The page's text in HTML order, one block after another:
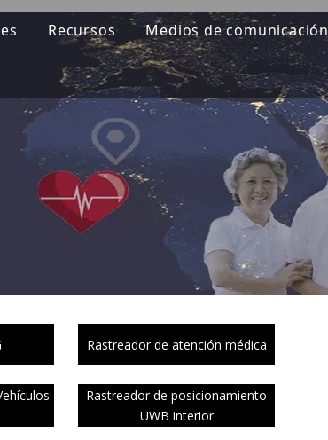
Recursos
Medios de comunicación
Rastreador de atención médica
Rastreador de posicionamiento
UWB interior